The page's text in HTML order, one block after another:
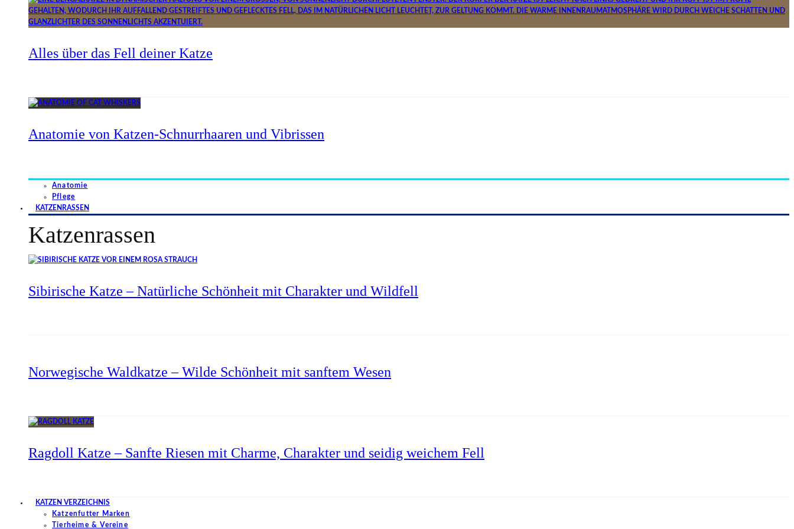
Alles über das Fell deiner Katze
Anatomie von Katzen-Schnurrhaaren und Vibrissen
Anatomie
Pflege
KATZENRASSEN
Katzenrassen
Sibirische Katze – Natürliche Schönheit mit Charakter und Wildfell
Norwegische Waldkatze – Wilde Schönheit mit sanftem Wesen
Ragdoll Katze – Sanfte Riesen mit Charme, Charakter und seidig weichem Fell
KATZEN VERZEICHNIS
Katzenfutter Marken
Tierheime & Vereine